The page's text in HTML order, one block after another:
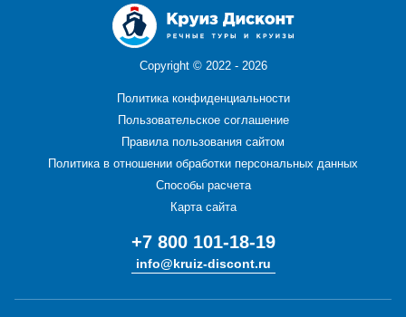
Copyright © 2022 - 2026
Политика конфиденциальности
Пользовательское соглашение
Правила пользования сайтом
Политика в отношении обработки персональных данных
Способы расчета
Карта сайта
+7 800 101-18-19
info@kruiz-discont.ru